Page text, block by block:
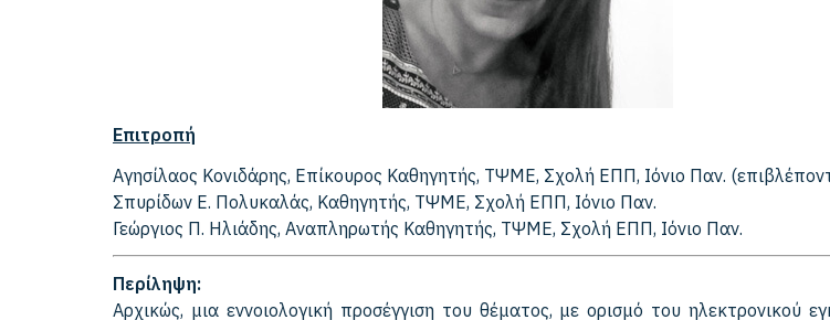
Επιτροπή
Αγησίλαος Κονιδάρης, Επίκουρος Καθηγητής, ΤΨΜΕ, Σχολή EΠΠ, Ιόνιο Παν.
Σπυρίδων Ε. Πολυκαλάς, Καθηγητής, ΤΨΜΕ, Σχολή ΕΠΠ, Ιόνιο Παν.
Γεώργιος Π. Ηλιάδης, Αναπληρωτής Καθηγητής, ΤΨΜΕ, Σχολή EΠΠ, Ιόνιο Παν.
Περίληψη:
Αρχικώς, μια εννοιολογική προσέγγιση του θέματος, με ορισμό του ηλεκτρονικού